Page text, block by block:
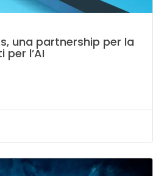
una partnership per la
l’AI